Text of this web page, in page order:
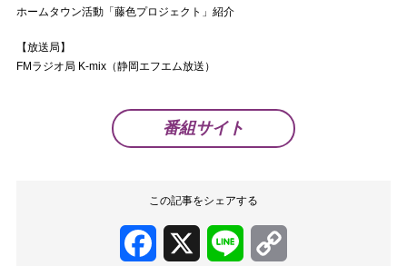
ホームタウン活動「藤色プロジェクト」紹介
【放送局】
FMラジオ局 K-mix（静岡エフエム放送）
番組サイト
この記事をシェアする
Facebook Line